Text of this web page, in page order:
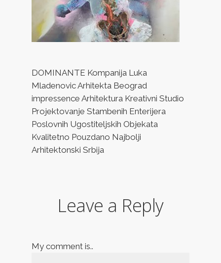
DOMINANTE Kompanija Luka
Mladenovic Arhitekta Beograd
impressence Arhitektura Kreativni Studio
Projektovanje Stambenih Enterijera
Poslovnih Ugostiteljskih Objekata
Kvalitetno Pouzdano Najbolji
Arhitektonski Srbija
Leave a Reply
My comment is..